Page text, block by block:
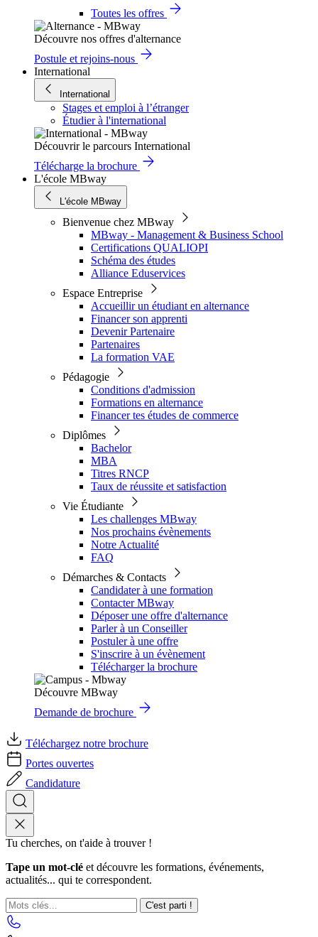
Toutes les offres
Découvre nos offres d'alternance
Postule et rejoins-nous
International
International
Stages et emploi à l’étranger
Étudier à l'international
Découvrir le parcours International
Télécharge la brochure
L'école MBway
L'école MBway
Bienvenue chez MBway
MBway - Management & Business School
Certifications QUALIOPI
Schéma des études
Alliance Eduservices
Espace Entreprise
Accueillir un étudiant en alternance
Financer son apprenti
Devenir Partenaire
Partenaires
La formation VAE
Pédagogie
Conditions d'admission
Formations en alternance
Financer tes études de commerce
Diplômes
Bachelor
MBA
Titres RNCP
Taux de réussite et satisfaction
Vie Étudiante
Les challenges MBway
Nos prochains évènements
Notre Actualité
FAQ
Démarches & Contacts
Candidater à une formation
Contacter MBway
Déposer une offre d'alternance
Parler à un Conseiller
Postuler à une offre
S'inscrire à un évènement
Télécharger la brochure
Découvre MBway
Demande de brochure
Téléchargez notre brochure
Portes ouvertes
Candidature
Tu cherches, on t'aide à trouver !
Tape un mot-clé et découvre les formations, événements,
actualités... qui te correspondent.
C'est parti !